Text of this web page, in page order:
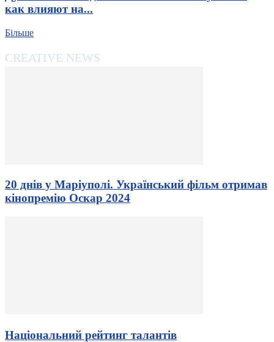
как влияют на...
Більше
CREATIVE NEWS
20 днів у Маріуполі. Український фільм отримав
кінопремію Оскар 2024
Національний рейтинг талантів